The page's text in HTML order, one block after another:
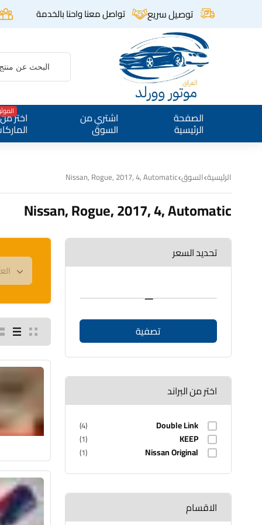
توصيل سريع تواصل معنا واحنا بالخدمة
الصفحة
الرئيسية
اشتري من
السوق
اختر من
الرئيسية السوق Nissan, Rogue, 2017, 4, Automatic
Nissan, Rogue, 2017, 4, Automatic
تحديد السعر
تصفية
—
اختر من البراند
Double Link
(4)
KEEP
(1)
Nissan Original
(1)
الاقسام